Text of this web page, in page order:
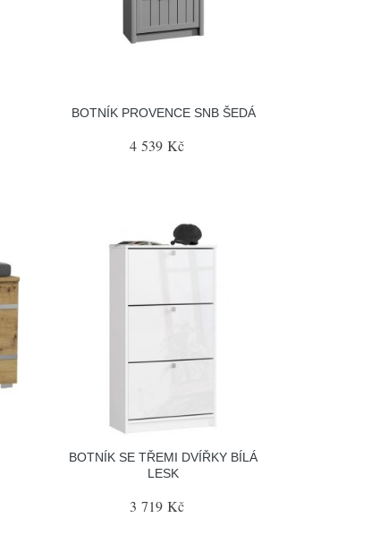
BOTNÍK PROVENCE SNB ŠEDÁ
4 539 Kč
BOTNÍK SE TŘEMI DVÍŘKY BÍLÁ
LESK
3 719 Kč